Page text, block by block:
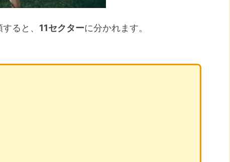
ると、 11セクターに分かれます。